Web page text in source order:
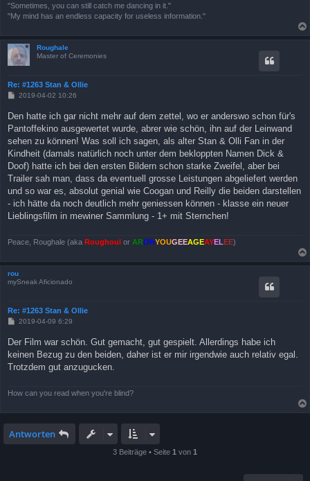
"Sometimes, you can still catch me dancing in it."
"My mind has an endless capacity for useless information."
Roughale
Master of Ceremonies
Re: #1263 Stan & Ollie
B
t
r
a
g
2019-04-02 10:26
Den hatte ich gar nicht mehr auf dem zettel, wo er anderswo schon für's
Pantoffekino ausgewertet wurde, abrer wie schön, ihn auf der Leinwand
sehen zu können! Was soll ich sagen, als alter Stan & Olli Fan in der
Kindheit (damals natürlich noch unter dem bekloppten Namen Dick &
Doof) hatte ich bei den ersten Bildern schon starke Zweifel, aber bei
Trailer sah man, dass da eventuell grosse Leistungen abgeliefert werden
und so war es, absolut genial wie Coogan und Reilly die beiden darstellen
- ich hätte da noch deutlich mehr geniessen können - klasse ein neuer
Lieblingsfilm in mewiner Sammlung - 1+ mit Sternchen!
Peace, Roughale (aka Roughoul or AROHYOUGEEAGEAYELEE)
rou
mySneak Aficionado
Re: #1263 Stan & Ollie
B
t
r
g
2019-04-09 6:29
Der Film war schön. Gut gemacht, gut gespielt. Allerdings habe ich
keinen Bezug zu den beiden, daher ist er mir irgendwie auch relativ egal.
Trotzdem gut anzugucken.
How can you read when you're blind?
Antworten
3 Beiträge • Seite 1 von 1